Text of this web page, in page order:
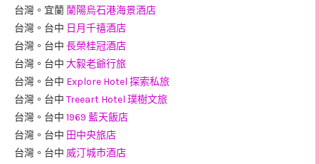
台灣。宜蘭蘭陽烏石港海景酒店
台灣。台中 日月千禧酒店
台灣。台中 長榮桂冠酒店
台灣。台中 大毅老爺行旅
台灣。台中 Explore Hotel 探索私旅
台灣。台中 Treeart Hotel 璞樹文旅
台灣。台中 1969 藍天飯店
台灣。台中 田中央旅店
台灣。台中 威汀城市酒店